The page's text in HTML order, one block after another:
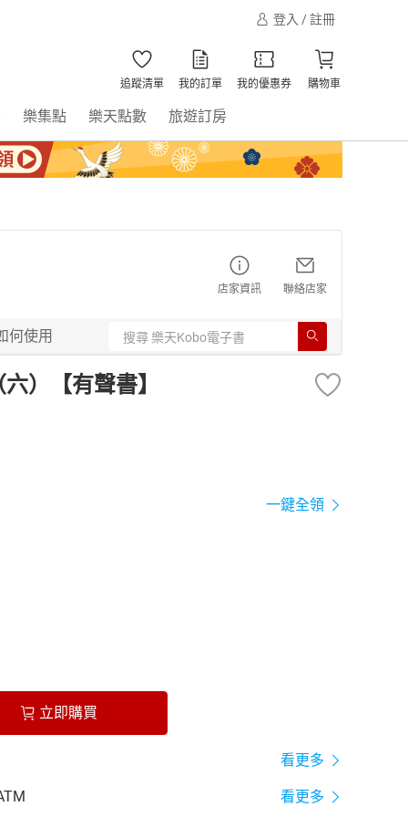
登入 / 註冊
追蹤清單 我的訂單 我的優惠券 購物車
樂集點 樂天點數 旅遊訂房
店家資訊 聯絡店家
何使用
）【有聲書】
一鍵全領
立即購買
看更多
看更多